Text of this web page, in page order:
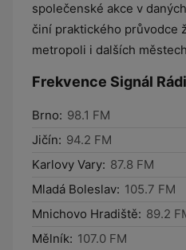
společenské akce v
činí praktického průvodce
metropoli i dalších
Frekvence Signál
Brno: 98.1 FM
Jičín: 94.2 FM
Karlovy Vary: 87.8 FM
Mladá Boleslav: 105.7 FM
Mnichovo Hradiště: 89.2
Mělník: 107.0 FM